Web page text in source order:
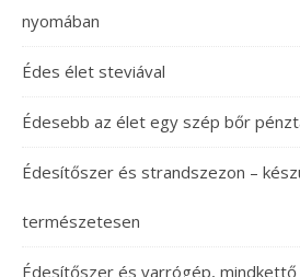
nyomában
Édes élet steviával
Édesebb az élet egy szép bőr
Édesítőszer és strandszezon –
természetesen
Édesítőszer és varrógép,